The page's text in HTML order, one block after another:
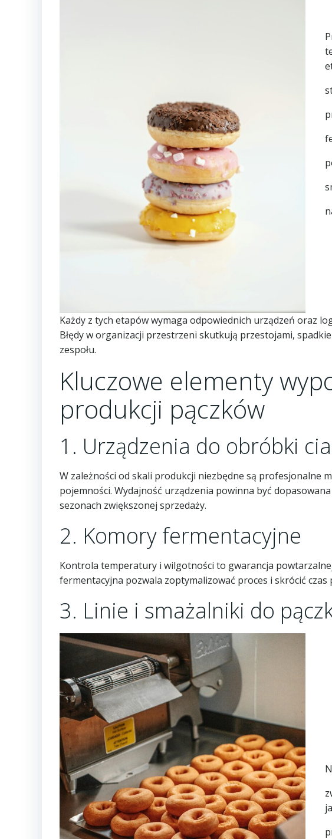
Każdy z tych etapów wymaga odpowiednich urządzeń oraz
Błędy w organizacji przestrzeni skutkują przestojami,
zespołu.
Kluczowe elementy
produkcji pączków
1. Urządzenia do obróbki
W zależności od skali produkcji niezbędne są profesjonalne
pojemności. Wydajność urządzenia powinna być
sezonach zwiększonej sprzedaży.
2. Komory fermentacyjne
Kontrola temperatury i wilgotności to gwarancja
fermentacyjna pozwala zoptymalizować proces i skrócić czas
3. Linie i smażalniki do